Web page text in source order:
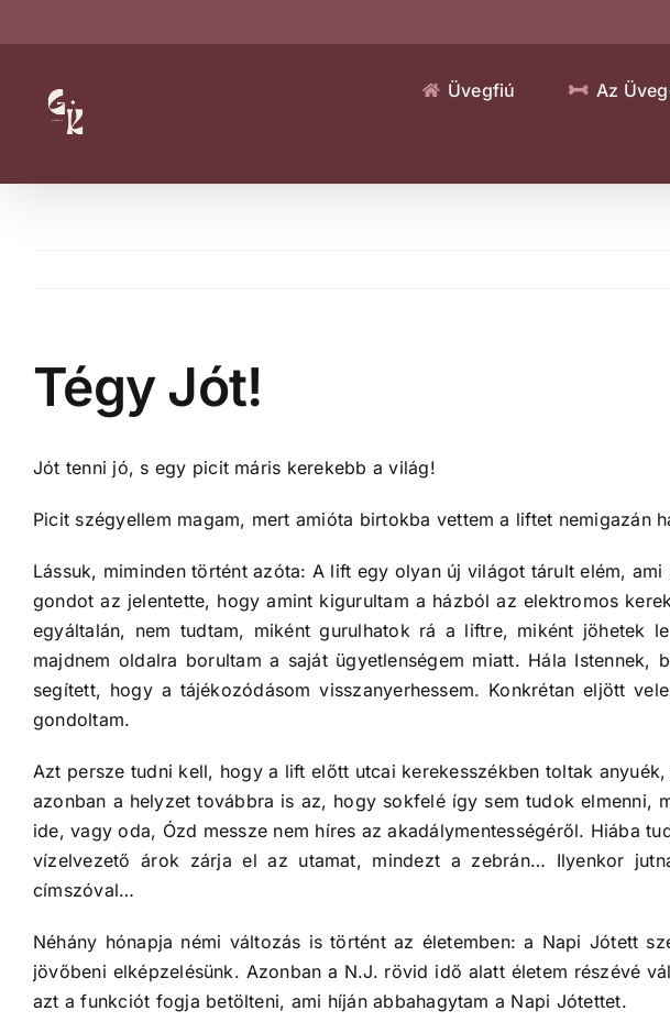
Üvegfiú Az
Tégy Jót!
Jót tenni jó, s egy picit máris kerekebb a világ!
Picit szégyellem magam, mert amióta birtokba vettem a liftet nemigazán
Lássuk, miminden történt azóta: A lift egy olyan új világot tárult elém,
gondot az jelentette, hogy amint kigurultam a házból az elektromos
egyáltalán, nem tudtam, miként gurulhatok rá a liftre, miként
majdnem oldalra borultam a saját ügyetlenségem miatt. Hála
segített, hogy a tájékozódásom visszanyerhessem. Konkrétan eljött
gondoltam.
Azt persze tudni kell, hogy a lift előtt utcai kerekesszékben toltak
azonban a helyzet továbbra is az, hogy sokfelé így sem tudok elmenni,
ide, vagy oda, Ózd messze nem híres az akadálymentességéről. Hiába
vízelvezető árok zárja el az utamat, mindezt a zebrán… Ilyenkor
címszóval…
Néhány hónapja némi változás is történt az életemben: a Napi Jótett
jövőbeni elképzelésünk. Azonban a N.J. rövid idő alatt életem részévé
azt a funkciót fogja betölteni, ami híján abbahagytam a Napi Jótettet.